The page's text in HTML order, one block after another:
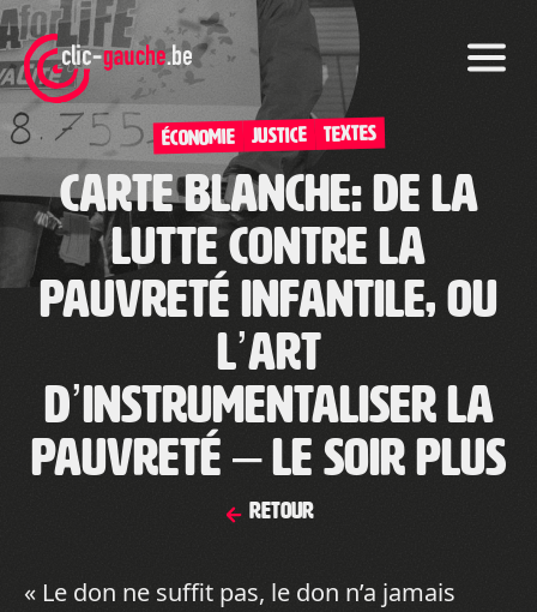
Skip
to
the
content
Économie Justice TEXTES
Carte blanche: de la
lutte contre la
pauvreté infantile, ou
l’art
d’instrumentaliser la
pauvreté – Le Soir Plus
Retour
« Le don ne suffit pas, le don n’a jamais